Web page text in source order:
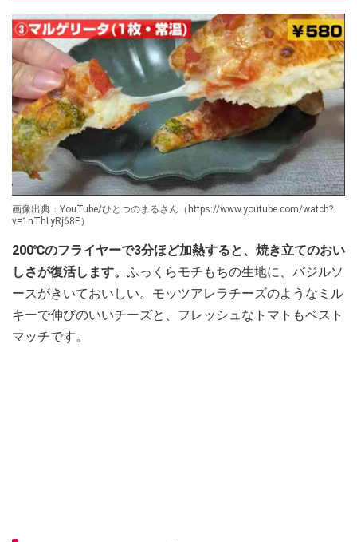
画像出典：YouTube/ひとつのまるさん（https://www.youtube.com/watch?
v=1nThLyRj68E）
200℃のフライヤーで3分ほど加熱すると、焼き立てのおい
しさが復活します。 ふっくらモチもちの生地に、バジルソ
ースがきいておいしい。モッツアレラチーズのようなミル
キーで伸びのいいチーズと、フレッシュなトマトもベスト
マッチです。